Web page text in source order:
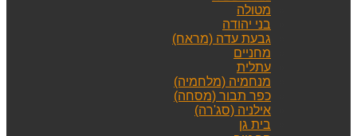
מטולה
בני יהודה
גבעת עדה (מראח)
מחניים
עתלית
מנחמיה (מלחמיה)
כפר תבור (מסחה)
אילניה (סג'רה)
בית גן